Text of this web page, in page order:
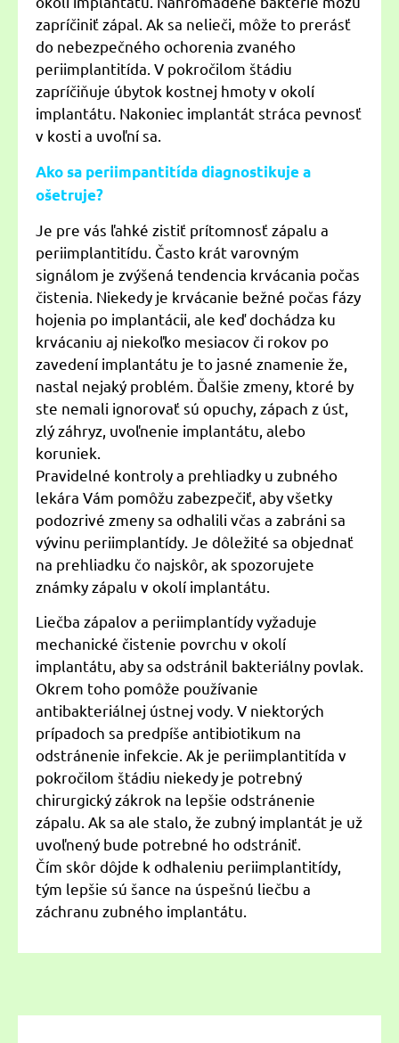
zapríčiniť zápal. Ak sa nelieči, môže to prerásť
do nebezpečného ochorenia zvaného
periimplantitída. V pokročilom štádiu
zapríčiňuje úbytok kostnej hmoty v okolí
implantátu. Nakoniec implantát stráca pevnosť
v kosti a uvoľní sa.
Ako sa periimpantitída diagnostikuje a
ošetruje?
Je pre vás ľahké zistiť prítomnosť zápalu a
periimplantitídu. Často krát varovným
signálom je zvýšená tendencia krvácania počas
čistenia. Niekedy je krvácanie bežné počas fázy
hojenia po implantácii, ale keď dochádza ku
krvácaniu aj niekoľko mesiacov či rokov po
zavedení implantátu je to jasné znamenie že,
nastal nejaký problém. Ďalšie zmeny, ktoré by
ste nemali ignorovať sú opuchy, zápach z úst,
zlý záhryz, uvoľnenie implantátu, alebo
koruniek.
Pravidelné kontroly a prehliadky u zubného
lekára Vám pomôžu zabezpečiť, aby všetky
podozrivé zmeny sa odhalili včas a zabráni sa
vývinu periimplantídy. Je dôležité sa objednať
na prehliadku čo najskôr, ak spozorujete
známky zápalu v okolí implantátu.
Liečba zápalov a periimplantídy vyžaduje
mechanické čistenie povrchu v okolí
implantátu, aby sa odstránil bakteriálny povlak.
Okrem toho pomôže používanie
antibakteriálnej ústnej vody. V niektorých
prípadoch sa predpíše antibiotikum na
odstránenie infekcie. Ak je periimplantitída v
pokročilom štádiu niekedy je potrebný
chirurgický zákrok na lepšie odstránenie
zápalu. Ak sa ale stalo, že zubný implantát je už
uvoľnený bude potrebné ho odstrániť.
Čím skôr dôjde k odhaleniu periimplantitídy,
tým lepšie sú šance na úspešnú liečbu a
záchranu zubného implantátu.